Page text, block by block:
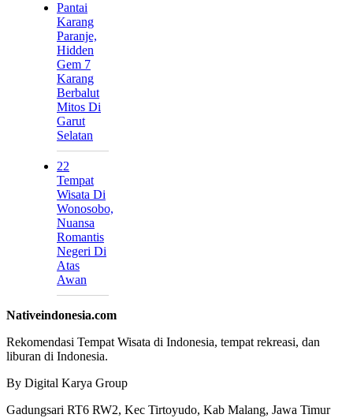
Pantai
Karang
Paranje,
Hidden
Gem 7
Karang
Berbalut
Mitos Di
Garut
Selatan
22
Tempat
Wisata Di
Wonosobo,
Nuansa
Romantis
Negeri Di
Atas
Awan
Nativeindonesia.com
Rekomendasi Tempat Wisata di Indonesia, tempat rekreasi, dan
liburan di Indonesia.
By Digital Karya Group
Gadungsari RT6 RW2, Kec Tirtoyudo, Kab Malang, Jawa Timur